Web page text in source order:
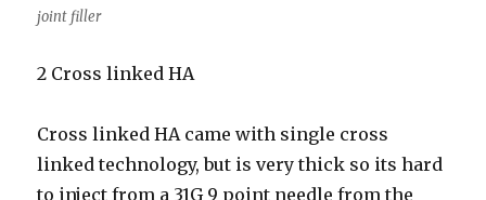
joint filler
2 Cross linked HA
Cross linked HA came with single cross
linked technology, but is very thick so its hard
to inject from a 31G 9 point needle from the